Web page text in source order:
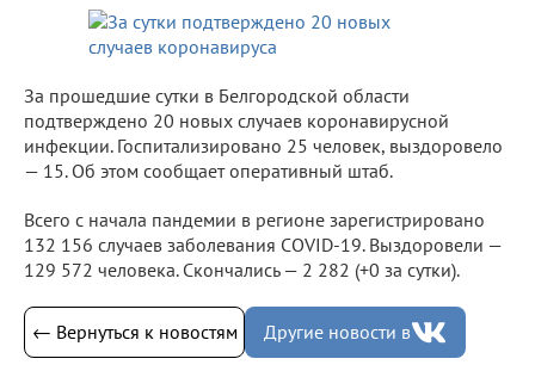
За прошедшие сутки в Белгородской области
подтверждено 20 новых случаев коронавирусной
инфекции. Госпитализировано 25 человек, выздоровело
— 15. Об этом сообщает оперативный штаб.
Всего с начала пандемии в регионе зарегистрировано
132 156 случаев заболевания COVID-19. Выздоровели —
129 572 человека. Скончались — 2 282 (+0 за сутки).
← Вернуться к новостям Другие новости в